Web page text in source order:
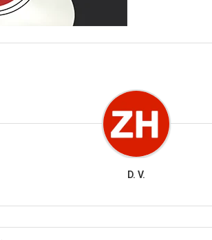
D. V.